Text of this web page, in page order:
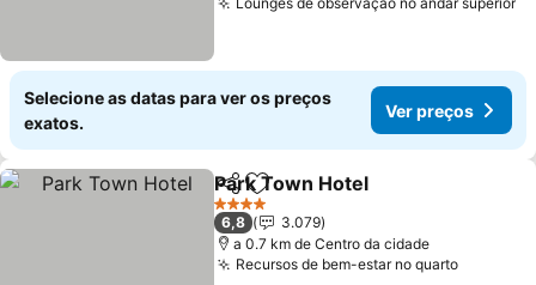
Selecione as datas para ver os preços
exatos.
Ver preços
PartilharAdicionar aos favoritos
Park Town Hotel
4 Estrelas
6,8
3.079
a 0.7 km de Centro da cidade
Recursos de bem-estar no quartoVer